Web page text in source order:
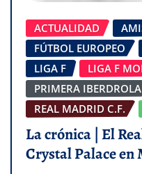
ACTUALIDAD
FÚTBOL EUROPEO
LIGA F
LIGA F
PRIMERA IBERDROLA
REAL MADRID C.F.
La crónica | El
Crystal Palace en